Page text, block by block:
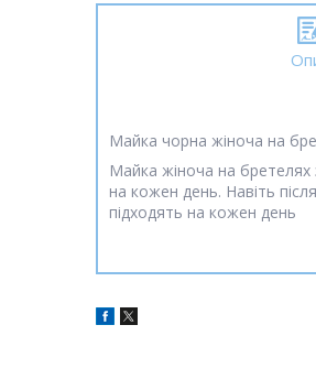
Майка чорна жіноча на
Майка жіноча на бретелях
на кожен день. Навіть
підходять на кожен день